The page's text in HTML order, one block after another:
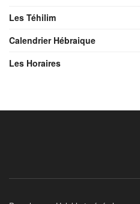
Les Téhilim
Calendrier Hébraique
Les Horaires